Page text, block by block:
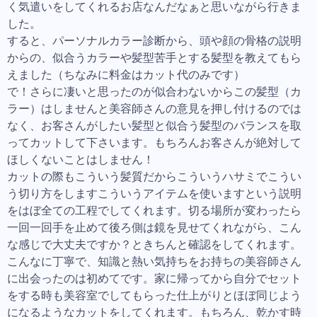
く気遣いをしてくれるお店なんだなぁと思いながら行きま
した。
すると、パーソナルカラー診断から、頭や顔の骨格の説明
からの、似合うカラーや髪型苦手とする髪型を教えてもら
えました（ちなみに料金はカット代のみです）
で！さらに凄いと思ったのが似合わないからこの髪型（カ
ラー）はしませんと美容師さんの意見を押し付けるのでは
なく、お客さんがしたい髪型と似合う髪型のバランスを取
ってカットして下さいます。もちろんお客さんが絶対して
ほしくないことはしません！
カットの際もこういう髪質だからこういうハサミでこうい
う切り方をしますこういうアイテムを使いますという説明
をはぼ全ての工程でしてくれます。切る場所が変わったら
一回一回手を止めて後ろ側は鏡を見せてくれながら、こん
な感じで大丈夫ですか？ときちんと確認をしてくれます。
こんなに丁寧で、知識と熱い気持ちをお持ちの美容師さん
に出会ったのは初めてです。家に帰ってから自分でセット
をする時も美容室でしてもらった仕上がりとほぼ同じよう
になるようなカットをしてくれます。もちろん、乾かす時